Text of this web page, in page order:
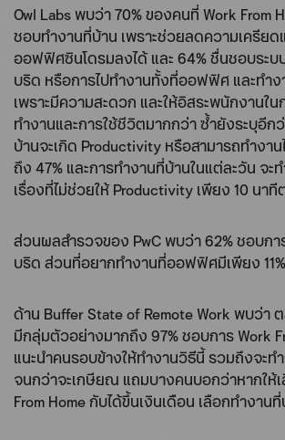
Owl Labs พบว่า 70% ของคนที่ Work From
ชอบทำงานที่บ้าน เพราะช่วยลดความเครียด
ออฟฟิศซินโดรมลงได้ และ 64% ชื่นชอบระบ
บริด หรือการไปทำงานทั้งที่ออฟฟิศ และทำง
เพราะมีความสะดวก และให้อิสระพนักงานใน
ทำงานและการใช้ชีวิตมากกว่า ซ้ำยังระบุอีก
บ้านจะเกิด Productivity หรือสามารถทำงา
ถึง 47% และการทำงานที่บ้านในแต่ละวัน จะท
เรื่องที่ไม่ช่วยให้ Productivity เพียง 10 นาที
ส่วนผลสำรวจของ PwC พบว่า 62% ชอบกา
บริด ส่วนที่อยากทำงานที่ออฟฟิศมีเพียง
ด้าน Buffer State of Remote Work พบว่า
มีกลุ่มตัวอย่างมากถึง 97% ชอบการ Work
แนะนำคนรอบข้างให้ทำงานวิธีนี้ รวมถึงจะท
จนกว่าจะเกษียณ แถมบางคนบอกว่าหากให้เ
From Home กับได้ขึ้นเงินเดือน เลือกทำงาน